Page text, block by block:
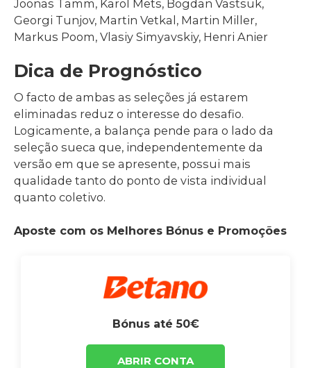
Joonas Tamm, Karol Mets, Bogdan Vastsuk,
Georgi Tunjov, Martin Vetkal, Martin Miller,
Markus Poom, Vlasiy Simyavskiy, Henri Anier
Dica de Prognóstico
O facto de ambas as seleções já estarem
eliminadas reduz o interesse do desafio.
Logicamente, a balança pende para o lado da
seleção sueca que, independentemente da
versão em que se apresente, possui mais
qualidade tanto do ponto de vista individual
quanto coletivo.
Aposte com os Melhores Bónus e Promoções
Bónus até 50€
ABRIR CONTA